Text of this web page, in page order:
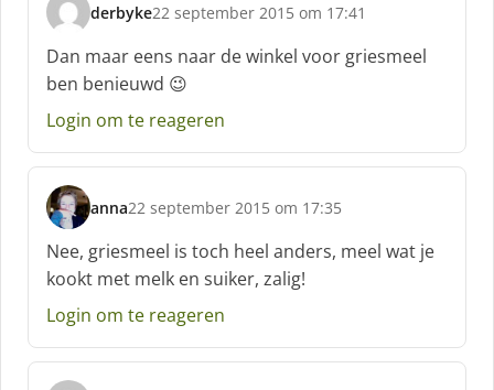
derbyke
s
c
h
r
e
f
22 september 2015 om 17:41
Dan maar eens naar de winkel voor griesmeel
ben benieuwd 😉
Login om te reageren
anna
s
c
h
r
e
f
22 september 2015 om 17:35
Nee, griesmeel is toch heel anders, meel wat je
kookt met melk en suiker, zalig!
Login om te reageren